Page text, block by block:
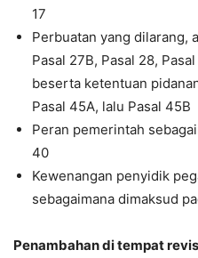
17
Perbuatan yang dilarang,
Pasal 27B, Pasal 28,
beserta ketentuan
Pasal 45A, lalu Pasal 45B
Peran pemerintah
40
Kewenangan penyidik
sebagaimana dimaksud
Penambahan di tempat